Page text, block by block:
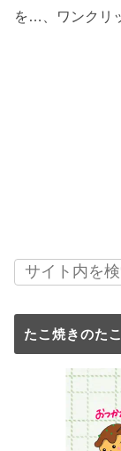
を…、ワンクリ
たこ焼きのた